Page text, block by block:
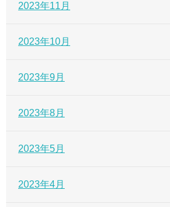
2023年11月
2023年10月
2023年9月
2023年8月
2023年5月
2023年4月